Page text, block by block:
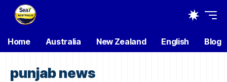
Home Australia New Zealand English Blog
punjab news